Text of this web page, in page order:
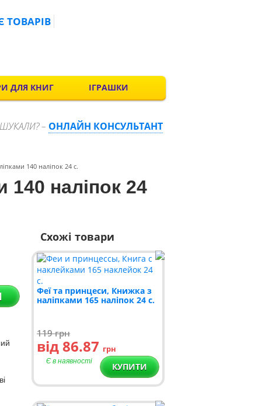
ДЛЯ КНИГ ІГРАШКИ
– ОНЛАЙН КОНСУЛЬТАНТ
140 наліпок 24 с.
140 наліпок 24
Схожі товари
Феї та принцеси, Книжка з
наліпками 165 наліпок 24 с.
119грн
від 86.87 грн
Є в наявності КУПИТИ